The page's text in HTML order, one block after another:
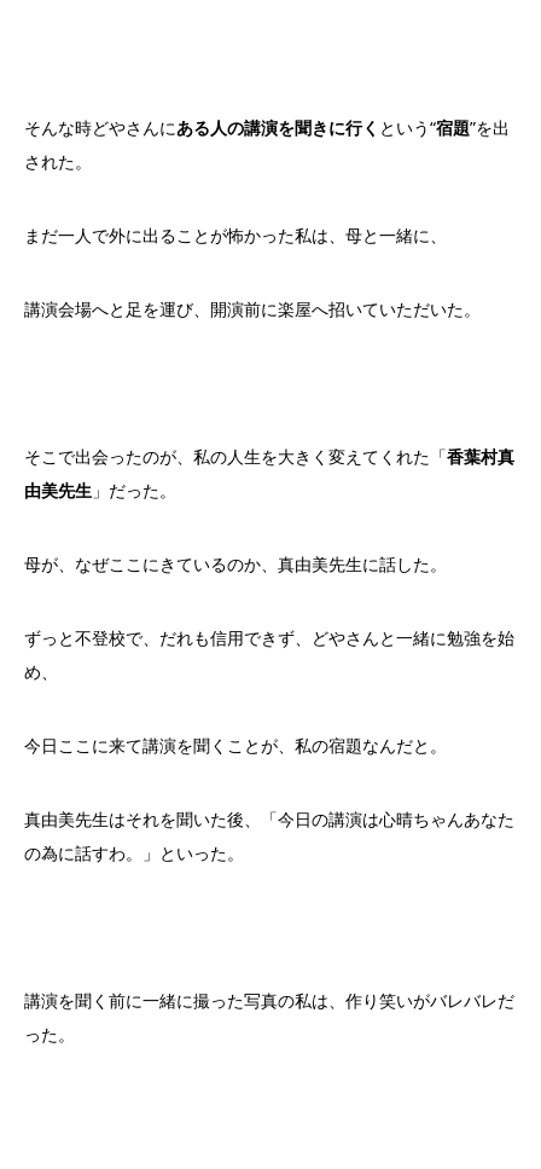
そんな時どやさんにある人の講演を聞きに行く という“宿題”を出
された。
まだ一人で外に出ることが怖かった私は、母と一緒に、
講演会場へと足を運び、開演前に楽屋へ招いていただいた。
そこで出会ったのが、私の人生を大きく変えてくれた「香葉村真
由美先生 」だった。
母が、なぜここにきているのか、真由美先生に話した。
ずっと不登校で、だれも信用できず、どやさんと一緒に勉強を始
め、
今日ここに来て講演を聞くことが、私の宿題なんだと。
真由美先生はそれを聞いた後、「今日の講演は心晴ちゃんあなた
の為に話すわ。」といった。
講演を聞く前に一緒に撮った写真の私は、作り笑いがバレバレだ
った。